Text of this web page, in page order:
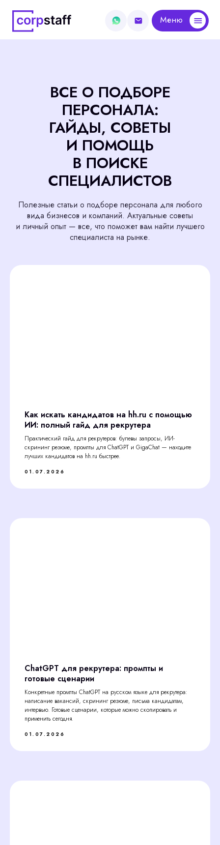
/Блог
ВСЕ О ПОДБОРЕ
ПЕРСОНАЛА:
ГАЙДЫ, СОВЕТЫ
И ПОМОЩЬ
В ПОИСКЕ
СПЕЦИАЛИСТОВ
Полезные статьи о подборе персонала для любого
вида бизнесов и компаний. Актуальные советы
и личный опыт — все, что поможет вам найти лучшего
специалиста на рынке.
Как искать кандидатов на hh.ru с помощью
ИИ: полный гайд для рекрутера
Практический гайд для рекрутеров: булевы запросы, ИИ-
скрининг резюме, промпты для ChatGPT и GigaChat — находите
лучших кандидатов на hh.ru быстрее.
01.07.2026
ChatGPT для рекрутера: промпты и
готовые сценарии
Конкретные промпты ChatGPT на русском языке для рекрутера:
написание вакансий, скрининг резюме, письма кандидатам,
интервью. Готовые сценарии, которые можно скопировать и
применить сегодня.
01.07.2026